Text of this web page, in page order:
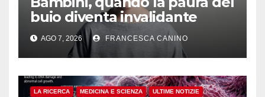
buio diventa invalidante
AGO 7, 2026 FRANCESCA CANINO
LA RICERCA MEDICINA E SCIENZA ULTIME NOTIZIE